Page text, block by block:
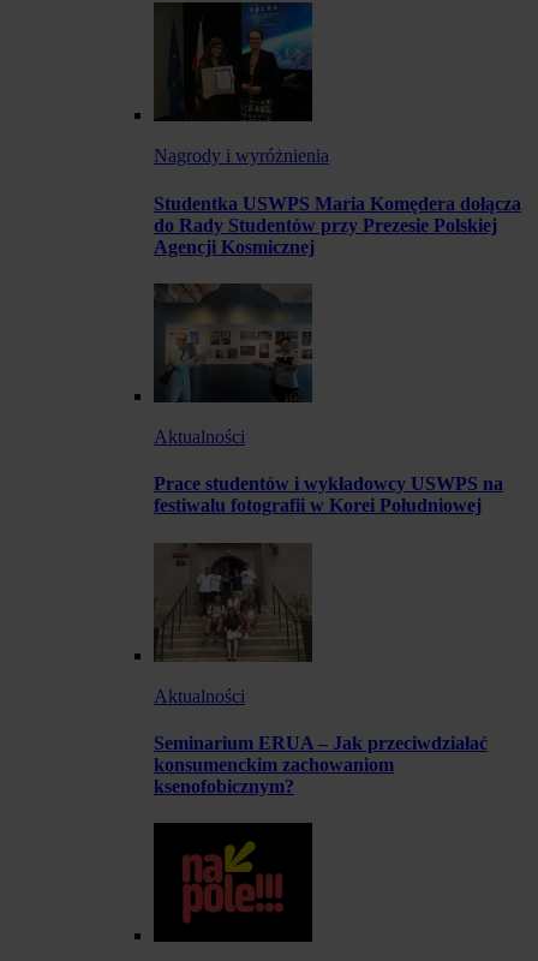
Nagrody i wyróżnienia
Studentka USWPS Maria Komędera dołącza
do Rady Studentów przy Prezesie Polskiej
Agencji Kosmicznej
Aktualności
Prace studentów i wykładowcy USWPS na
festiwalu fotografii w Korei Południowej
Aktualności
Seminarium ERUA – Jak przeciwdziałać
konsumenckim zachowaniom
ksenofobicznym?